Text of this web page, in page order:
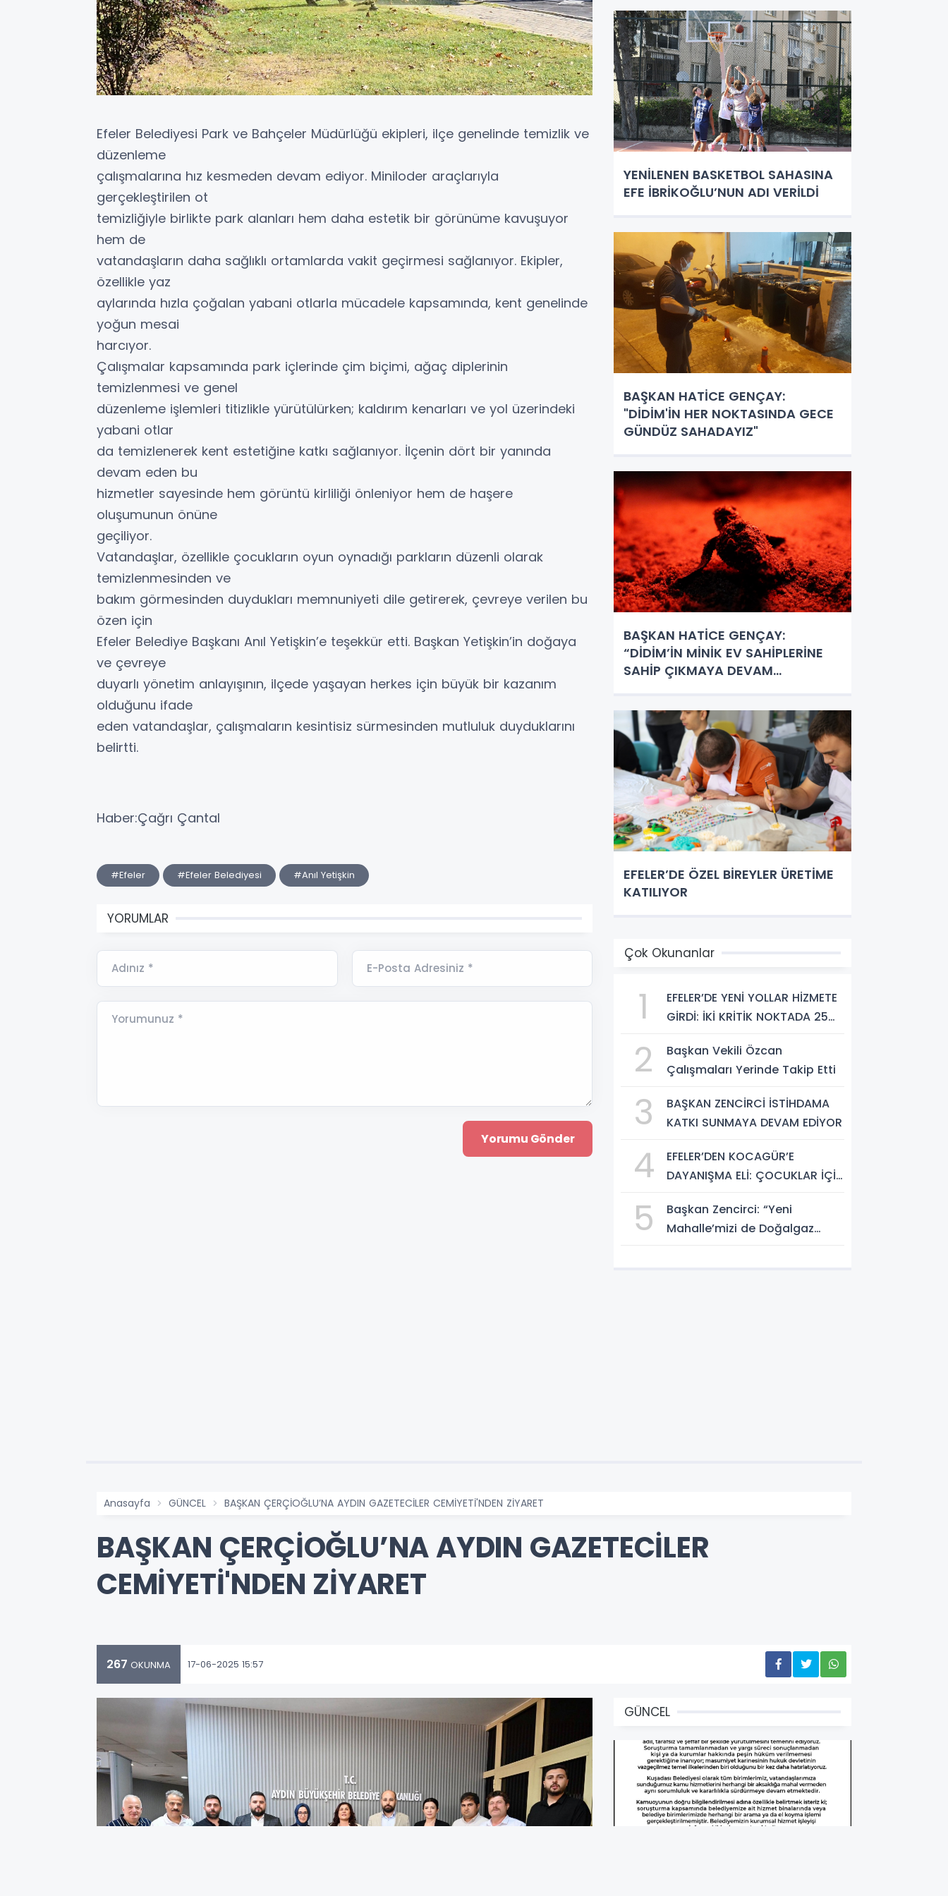
Efeler Belediyesi Park ve Bahçeler Müdürlüğü ekipleri, ilçe genelinde temizlik ve
düzenleme
çalışmalarına hız kesmeden devam ediyor. Miniloder araçlarıyla
gerçekleştirilen ot
temizliğiyle birlikte park alanları hem daha estetik bir görünüme kavuşuyor
hem de
vatandaşların daha sağlıklı ortamlarda vakit geçirmesi sağlanıyor. Ekipler,
özellikle yaz
aylarında hızla çoğalan yabani otlarla mücadele kapsamında, kent genelinde
yoğun mesai
harcıyor.
Çalışmalar kapsamında park içlerinde çim biçimi, ağaç diplerinin
temizlenmesi ve genel
düzenleme işlemleri titizlikle yürütülürken; kaldırım kenarları ve yol üzerindeki
yabani otlar
da temizlenerek kent estetiğine katkı sağlanıyor. İlçenin dört bir yanında
devam eden bu
hizmetler sayesinde hem görüntü kirliliği önleniyor hem de haşere
oluşumunun önüne
geçiliyor.
Vatandaşlar, özellikle çocukların oyun oynadığı parkların düzenli olarak
temizlenmesinden ve
bakım görmesinden duydukları memnuniyeti dile getirerek, çevreye verilen bu
özen için
Efeler Belediye Başkanı Anıl Yetişkin’e teşekkür etti. Başkan Yetişkin’in doğaya
ve çevreye
duyarlı yönetim anlayışının, ilçede yaşayan herkes için büyük bir kazanım
olduğunu ifade
eden vatandaşlar, çalışmaların kesintisiz sürmesinden mutluluk duyduklarını
belirtti.
Haber:Çağrı Çantal
#Efeler #Efeler Belediyesi #Anıl Yetişkin
YORUMLAR
Adınız * E-Posta Adresiniz *
Yorumunuz *
YENİLENEN BASKETBOL SAHASINA
EFE İBRİKOĞLU’NUN ADI VERİLDİ
BAŞKAN HATİCE GENÇAY:
"DİDİM'İN HER NOKTASINDA GECE
GÜNDÜZ SAHADAYIZ"
BAŞKAN HATİCE GENÇAY:
“DİDİM’İN MİNİK EV SAHİPLERİNE
SAHİP ÇIKMAYA DEVAM
EFELER’DE ÖZEL BİREYLER ÜRETİME
KATILIYOR
Çok Okunanlar
1
EFELER’DE YENİ YOLLAR HİZMETE
GİRDİ: İKİ KRİTİK NOKTADA 25
2
Başkan Vekili Özcan
Çalışmaları Yerinde Takip Etti
3
BAŞKAN ZENCİRCİ İSTİHDAMA
KATKI SUNMAYA DEVAM EDİYOR
4
EFELER’DEN KOCAGÜR’E
DAYANIŞMA ELİ: ÇOCUKLAR İÇİN
5
Başkan Zencirci: “Yeni
Mahalle’mizi de Doğalgaz
Anasayfa GÜNCEL BAŞKAN ÇERÇİOĞLU’NA AYDIN GAZETECİLER CEMİYETİ'NDEN ZİYARET
BAŞKAN ÇERÇİOĞLU’NA AYDIN GAZETECİLER
CEMİYETİ'NDEN ZİYARET
267 OKUNMA 17-06-2025 15:57
GÜNCEL